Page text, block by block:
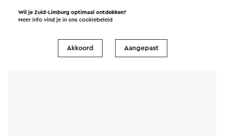
E-mailadres
Wil je Zuid-Limburg optimaal ontdekken?
Meer info vind je in onscookiebeleid
Akkoord Aangepast